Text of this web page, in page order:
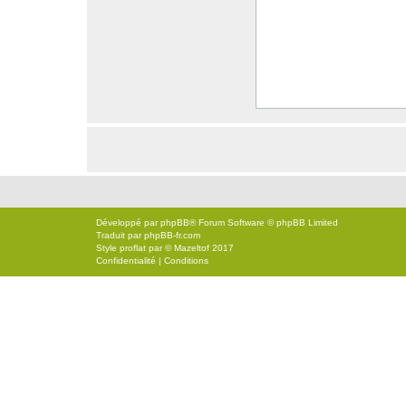
Développé parphpBB® Forum Software © phpBB Limited
Traduit parphpBB-fr.com
Style proflat par ©Mazeltof 2017
Confidentialité | Conditions